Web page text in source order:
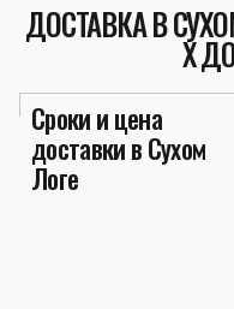
ДОСТАВКА В
Х
Сроки и цена
доставки в Сухом
Логе